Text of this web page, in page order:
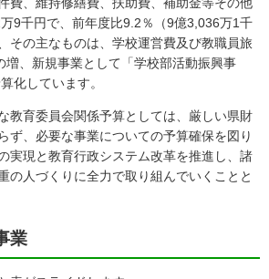
9千円で、前年度比9.2％（9億3,036万1千
その主なものは、学校運営費及び教職員旅
増、新規事業として「学校部活動振興事
化しています。
教育委員会関係予算としては、厳しい県財
ず、必要な事業についての予算確保を図り
実現と教育行政システム改革を推進し、諸
の人づくりに全力で取り組んでいくことと
業